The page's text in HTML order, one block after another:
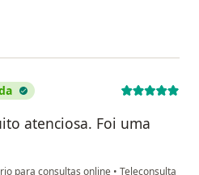
atenciosa. Foi uma
para consultas online • Teleconsulta